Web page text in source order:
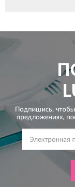
Подпишись,
предложениях,